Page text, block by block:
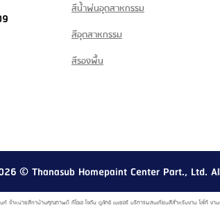
สีน้ำพ่นอุตสาหกรรม
สีอุตสาหกรรม
สีรองพื้น
© Thanasub Homepaint Center Part., Ltd.
จำหน่ายสีทาบ้านคุณภาพดี ทีโอเอ โจตัน ดูลักซ์ เบเยอร์ บริการผสมเทียบสีสำหรับงาน โลโก้ ง